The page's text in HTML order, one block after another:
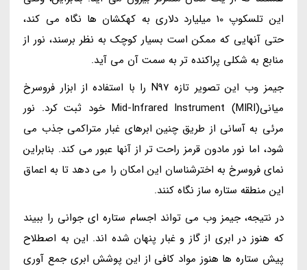
این تلسکوپ 10 میلیارد دلاری به کهکشان ها نگاه می کند،
حتی آنهایی که ممکن است بسیار کوچک به نظر برسند، نور از
منابع به شکلی پراکنده تر به سمت آن می آید.
جیمز وب این تصویر تازه N97 را با استفاده از ابزار فروسرخ
میانیMid-Infrared Instrument (MIRI) خود ثبت کرد. نور
مرئی به آسانی از طریق چنین ابرهای غبار متراکمی جذب می
شود، اما نور مادون قرمز راحت تر از آنها عبور می کند. بنابراین
نمای فروسرخ به اخترشناسان این امکان را می دهد تا به اعماق
این منطقه ستاره ساز نگاه کنند.
در نتیجه، جیمز وب می تواند اجسام ستاره ای جوانی را ببیند
که هنوز در ابری از گاز و غبار پنهان شده اند. این به اصطلاح
پیش ستاره ها هنوز مواد کافی از این پوشش ابری جمع آوری